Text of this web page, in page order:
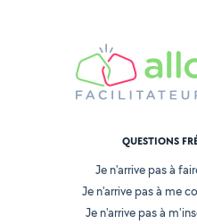
QUESTIONS
Je n'arrive pas à
Je n'arrive pas à me
Je n'arrive pas à